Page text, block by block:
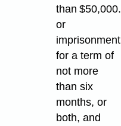
than $50,000.
or
imprisonment
for a term of
not more
than six
months, or
both, and